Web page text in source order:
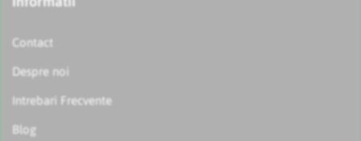
Contact
Despre noi
Intrebari Frecvente
Blog